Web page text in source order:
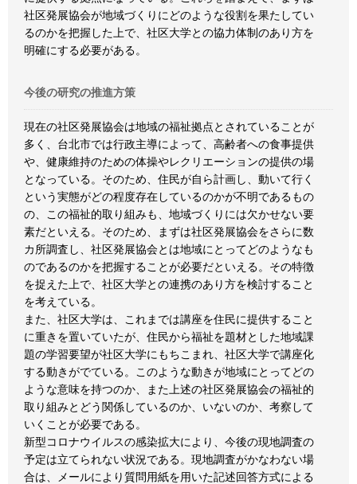
社区発展協会が地域づくりにどのような役割を果たしてい
るのかを把握した上で、社区大学との協力体制のあり方を
明確にする必要がある。
今後の研究の推進方策
現在の社区発展協会は地域の福祉拠点とされていることが
多く、台北市では行政主導によって、高齢者への食事提供
や、健康維持のための体操やレクリエーションの提供の場
となっている。そのため、住民が自ら計画し、動いて行く
という実態がどの程度存在しているのかが不明であるもの
の、この福祉的取り組みも、地域づくりには欠かせない要
素だといえる。そのため、まずは社区発展協会をさらに数
カ所調査し、社区発展協会とは地域にとってどのようなも
のであるのかを把握することが必要だといえる。その特徴
を捉えた上で、社区大学との連携のあり方を検討すること
を考えている。
また、社区大学は、これまでは講座を住民に提供すること
に重きを置いていたが、住民から福祉を題材とした地域課
題の学習要望が社区大学にもちこまれ、社区大学で講座化
する動きがでている。このような動きが地域にとってどの
ような意味を持つのか、また上述の社区発展協会の福祉的
取り組みとどう関係しているのか、いないのか、考察して
いくことが必要である。
新型コロナウイルスの感染拡大により、今後の現地調査の
予定は立てられない状況である。現地調査がかなわない場
合は、メールにより質問用紙を用いた記述回答方式による